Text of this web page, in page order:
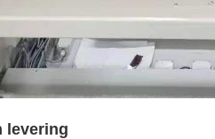
levering